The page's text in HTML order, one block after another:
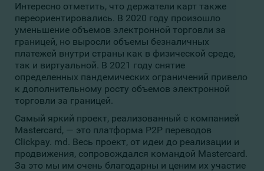
Интересно отметить, что держатели карт также
переориентировались. В 2020 году произошло
уменьшение объемов электронной торговли за
границей, но выросли объемы безналичных
платежей внутри страны как в физической среде,
так и виртуальной. В 2021 году снятие
определенных пандемических ограничений привело
к дополнительному росту объемов электронной
торговли за границей.
Самый яркий проект, реализованный с компанией
Mastercard, — это платформа Р2Р переводов
Сlickpay. md. Весь проект, от идеи до реализации и
продвижения, сопровождался командой Mastercard.
За это мы им очень благодарны и ценим их участие